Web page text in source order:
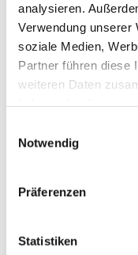
analysieren.
Verwendung unserer
soziale Medien,
Partner führen diese
weiteren Daten
Notwendig
Präferenzen
Statistiken
Dies